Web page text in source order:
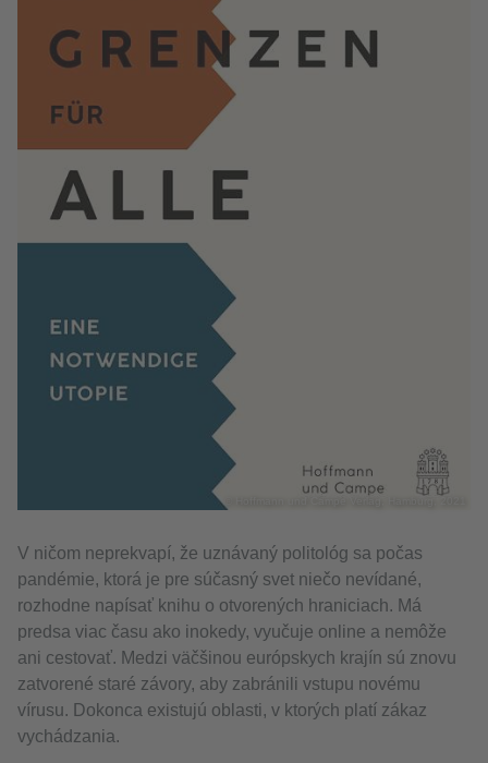
V ničom neprekvapí, že uznávaný politológ sa počas
pandémie, ktorá je pre súčasný svet niečo nevídané,
rozhodne napísať knihu o otvorených hraniciach. Má
predsa viac času ako inokedy, vyučuje online a nemôže
ani cestovať. Medzi väčšinou európskych krajín sú znovu
zatvorené staré závory, aby zabránili vstupu novému
vírusu. Dokonca existujú oblasti, v ktorých platí zákaz
vychádzania.